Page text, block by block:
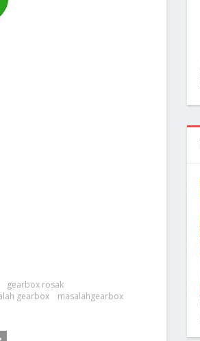
gearbox rosak
gearbox
masalahgearbox